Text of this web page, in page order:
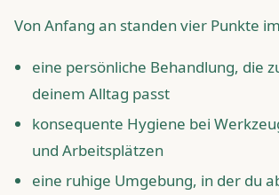
Von Anfang an standen vier Punkte
eine persönliche Behandlung, die
deinem Alltag passt
konsequente Hygiene bei
und Arbeitsplätzen
eine ruhige Umgebung, in der du